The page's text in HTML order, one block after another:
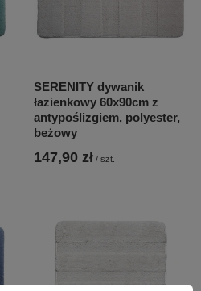
SERENITY dywanik
łazienkowy 60x90cm z
antypoślizgiem, polyester,
beżowy
147,90 zł / szt.